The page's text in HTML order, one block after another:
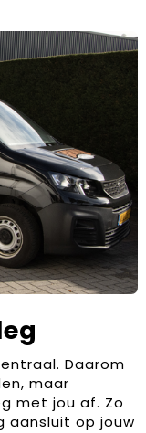
Daarom
maar
met jou af. Zo
aansluit op jouw